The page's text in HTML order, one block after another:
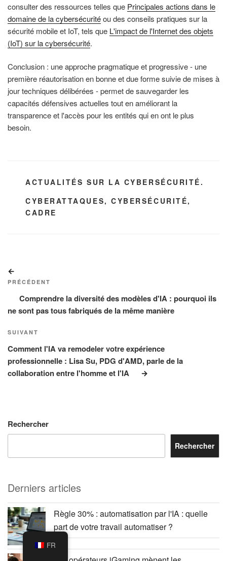
consulter des ressources telles que Principales actions dans le
domaine de la cybersécuritéou des conseils pratiques sur la
sécurité mobile et IoT, tels que L'impact de l'Internet des objets
(IoT) sur la cybersécurité.
Conclusion : une approche pragmatique et progressive - une
première réautorisation en bonne et due forme suivie de mises à
jour techniques délibérées - permet de sauvegarder les
capacités défensives actuelles tout en améliorant la
transparence et l'accès pour les entités qui en ont le plus
besoin.
CATÉGORIES
ACTUALITÉS SUR LA CYBERSÉCURITÉ.
ÉTIQUETTES
CYBERATTAQUES,CYBERSÉCURITÉ,
CADRE
de
l’article
précédent
PRÉCÉDENT
Comprendre la diversité des modèles d'IA : pourquoi ils
ne sont pas tous fabriqués de la même manière
Article
suivant
SUIVANT
Comment l'IA va remodeler votre expérience
professionnelle : Lisa Su, PDG d'AMD, parle de la
collaboration entre l'homme et l'IA
Rechercher
Rechercher
Derniers articles
Règle 30% : automatisation par l'IA : quelle
part de votre travail automatiser ?
FR